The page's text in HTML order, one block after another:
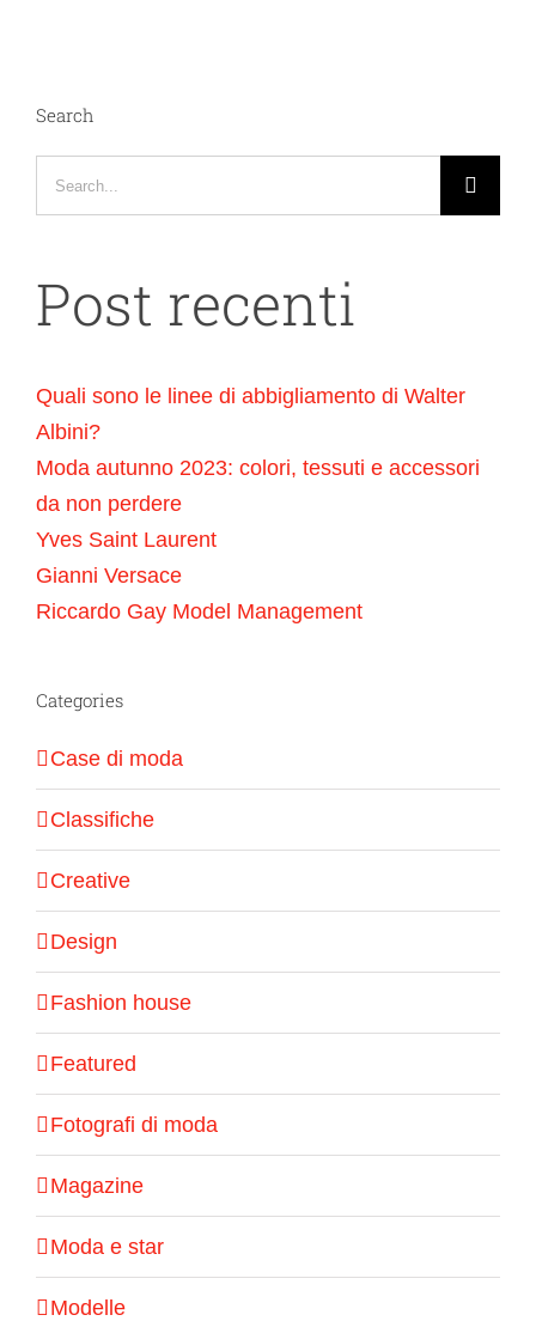
Search
for:
Post recenti
Quali sono le linee di abbigliamento di Walter
Albini?
Moda autunno 2023: colori, tessuti e accessori
da non perdere
Yves Saint Laurent
Gianni Versace
Riccardo Gay Model Management
Categories
Case di moda
Classifiche
Creative
Design
Fashion house
Featured
Fotografi di moda
Magazine
Moda e star
Modelle